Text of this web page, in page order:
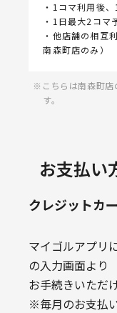
・1コマ利用後
・1日最大2コマ
・他店舗の相互
南森町店のみ）
こちらは南森町
す。
お支払い
クレジットカ
マイゴルアプリ
の入力画面より
お手続きいただ
※毎月のお支払